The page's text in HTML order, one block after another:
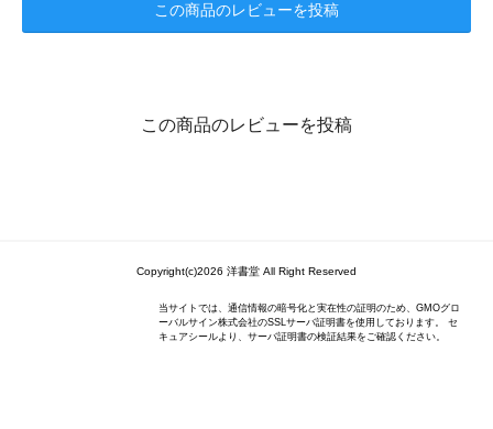
この商品のレビューを投稿
この商品のレビューを投稿
Copyright(c)2026 洋書堂 All Right Reserved
当サイトでは、通信情報の暗号化と実在性の証明のため、GMOグロ
ーバルサイン株式会社のSSLサーバ証明書を使用しております。 セ
キュアシールより、サーバ証明書の検証結果をご確認ください。